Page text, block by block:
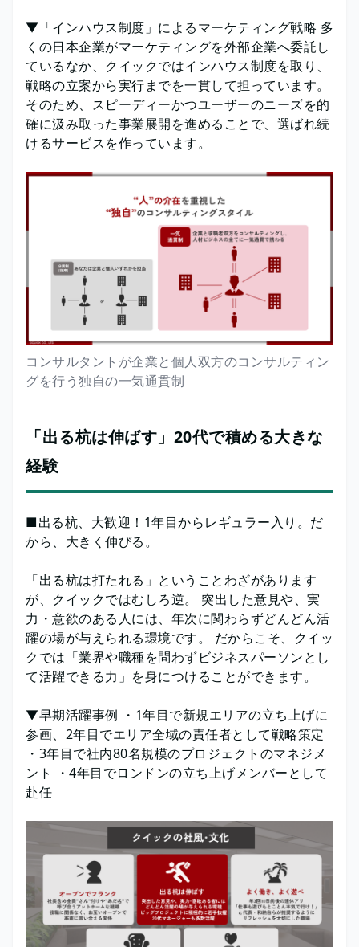
▼「インハウス制度」によるマーケティング戦略 多
くの日本企業がマーケティングを外部企業へ委託し
ているなか、クイックではインハウス制度を取り、
戦略の立案から実行までを一貫して担っています。
そのため、スピーディーかつユーザーのニーズを的
確に汲み取った事業展開を進めることで、選ばれ続
けるサービスを作っています。
コンサルタントが企業と個人双方のコンサルティン
グを行う独自の一気通貫制
「出る杭は伸ばす」20代で積める大きな
経験
■出る杭、大歓迎！1年目からレギュラー入り。だ
から、大きく伸びる。
「出る杭は打たれる」ということわざがあります
が、クイックではむしろ逆。 突出した意見や、実
力・意欲のある人には、年次に関わらずどんどん活
躍の場が与えられる環境です。 だからこそ、クイッ
クでは「業界や職種を問わずビジネスパーソンとし
て活躍できる力」を身につけることができます。
▼早期活躍事例 ・1年目で新規エリアの立ち上げに
参画、2年目でエリア全域の責任者として戦略策定
・3年目で社内80名規模のプロジェクトのマネジメ
ント ・4年目でロンドンの立ち上げメンバーとして
赴任